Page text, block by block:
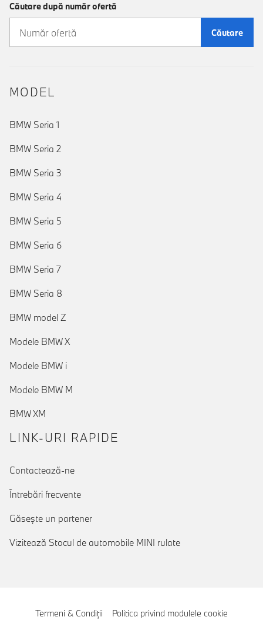
Căutare după număr ofertă
Căutare
MODEL
BMW Seria 1
BMW Seria 2
BMW Seria 3
BMW Seria 4
BMW Seria 5
BMW Seria 6
BMW Seria 7
BMW Seria 8
BMW model Z
Modele BMW X
Modele BMW i
Modele BMW M
BMW XM
LINK-URI RAPIDE
Contactează-ne
Întrebări frecvente
Găseşte un partener
Vizitează Stocul de automobile MINI rulate
Termeni & Condiţii Politica privind modulele cookie